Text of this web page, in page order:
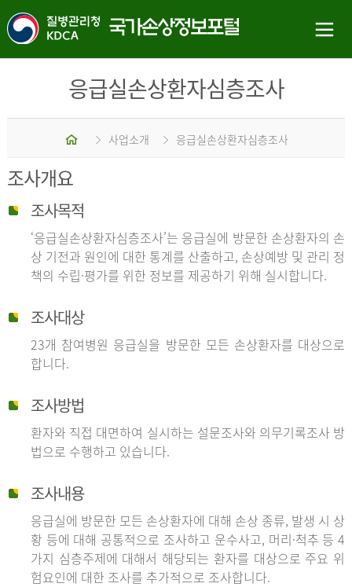
응급실손상환자심층조사
홈 사업소개 응급실손상환자심층조사
조사개요
조사목적
‘응급실손상환자심층조사’는 응급실에 방문한 손상환자의 손
상 기전과 원인에 대한 통계를 산출하고, 손상예방 및 관리 정
책의 수립·평가를 위한 정보를 제공하기 위해 실시합니다.
조사대상
23개 참여병원 응급실을 방문한 모든 손상환자를 대상으로
합니다.
조사방법
환자와 직접 대면하여 실시하는 설문조사와 의무기록조사 방
법으로 수행하고 있습니다.
조사내용
응급실에 방문한 모든 손상환자에 대해 손상 종류, 발생 시 상
황 등에 대해 공통적으로 조사하고 운수사고, 머리·척추 등 4
가지 심층주제에 대해서 해당되는 환자를 대상으로 주요 위
험요인에 대한 조사를 추가적으로 조사합니다.